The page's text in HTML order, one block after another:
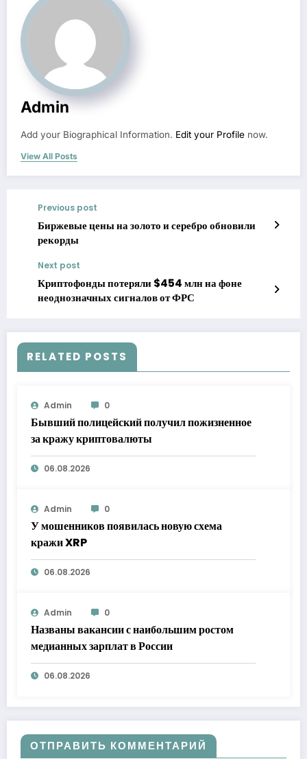
Admin
Add your Biographical Information. Edit your Profile now.
View All Posts
Previous post
Биржевые цены на золото и серебро обновили
рекорды
Next post
Криптофонды потеряли $454 млн на фоне
неоднозначных сигналов от ФРС
RELATED POSTS
Admin 0
Бывший полицейский получил пожизненное
за кражу криптовалюты
06.08.2026
Admin 0
У мошенников появилась новую схема
кражи XRP
06.08.2026
Admin 0
Названы вакансии с наибольшим ростом
медианных зарплат в России
06.08.2026
ОТПРАВИТЬ КОММЕНТАРИЙ